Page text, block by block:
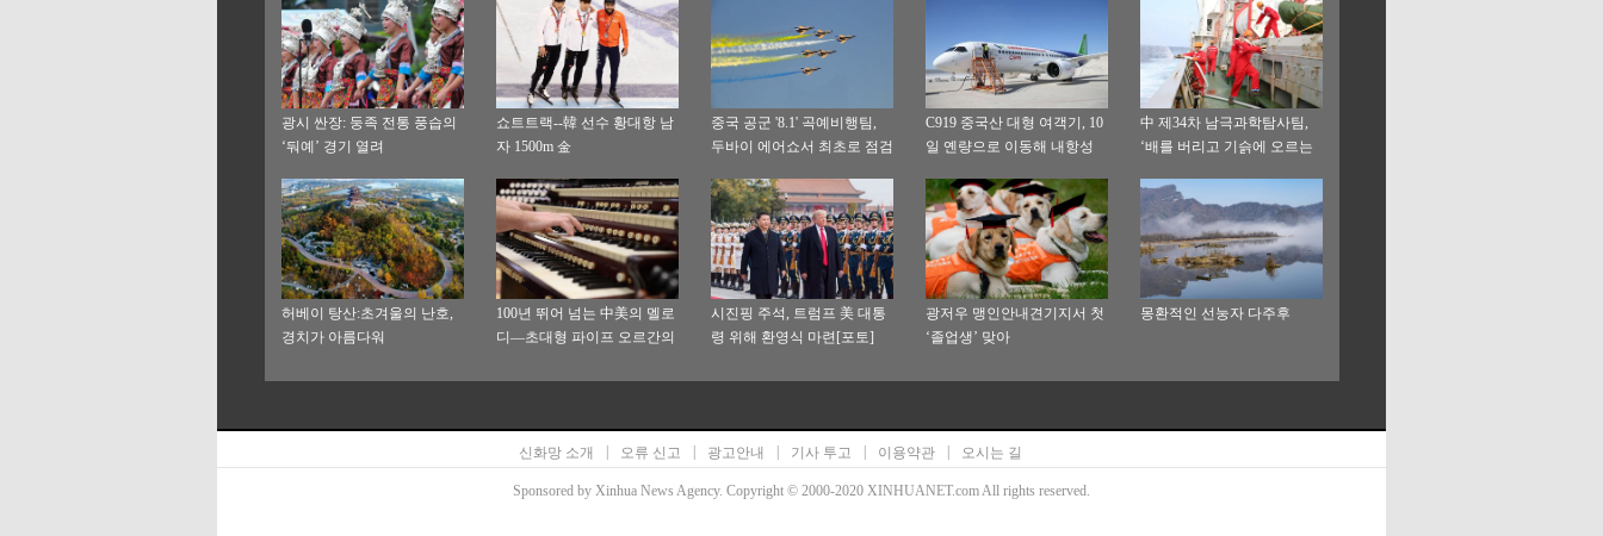
광시 싼장: 둥족 전통 풍습의
‘둬예’ 경기 열려
쇼트트랙--韓 선수 황대항 남
자 1500m 金
중국 공군 '8.1' 곡예비행팀,
두바이 에어쇼서 최초로 점검
C919 중국산 대형 여객기, 10
일 옌량으로 이동해 내항성
中 제34차 남극과학탐사팀,
‘배를 버리고 기슭에 오르는
허베이 탕산:초겨울의 난호,
경치가 아름다워
100년 뛰어 넘는 中美의 멜로
디—초대형 파이프 오르간의
시진핑 주석, 트럼프 美 대통
령 위해 환영식 마련[포토]
광저우 맹인안내견기지서 첫
‘졸업생’ 맞아
몽환적인 선눙자 다주후